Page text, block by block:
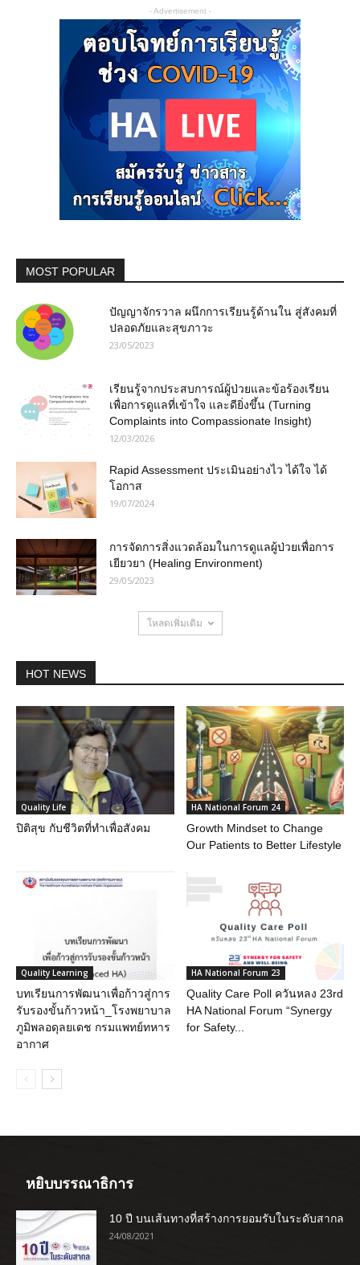
- Advertisement -
MOST POPULAR
ปัญญาจักรวาล ผนึกการเรียนรู้ด้านใน สู่สังคมที่
ปลอดภัยและสุขภาวะ
23/05/2023
เรียนรู้จากประสบการณ์ผู้ป่วยและข้อร้องเรียน
เพื่อการดูแลที่เข้าใจ และดียิ่งขึ้น (Turning
Complaints into Compassionate Insight)
12/03/2026
Rapid Assessment ประเมินอย่างไว ได้ใจ ได้
โอกาส
19/07/2024
การจัดการสิ่งแวดล้อมในการดูแลผู้ป่วยเพื่อการ
เยียวยา (Healing Environment)
29/05/2023
โหลดเพิ่มเติม
HOT NEWS
Quality Life
ปิติสุข กับชีวิตที่ทำเพื่อสังคม
HA National Forum 24
Growth Mindset to Change
Our Patients to Better Lifestyle
Quality Learning
บทเรียนการพัฒนาเพื่อก้าวสู่การ
รับรองขั้นก้าวหน้า_โรงพยาบาล
ภูมิพลอดุลยเดช กรมแพทย์ทหาร
อากาศ
HA National Forum 23
Quality Care Poll ควันหลง 23rd
HA National Forum “Synergy
for Safety...
หยิบบรรณาธิการ
10 ปี บนเส้นทางที่สร้างการยอมรับในระดับสากล
24/08/2021